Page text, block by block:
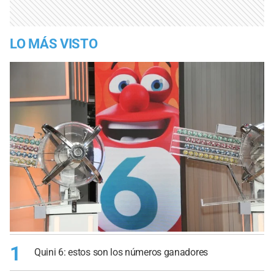
LO MÁS VISTO
1 Quini 6: estos son los números ganadores